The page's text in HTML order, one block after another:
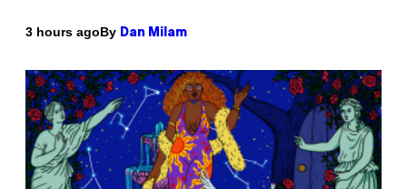
3 hours agoBy Dan Milam